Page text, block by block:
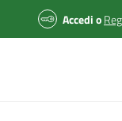
Accedio